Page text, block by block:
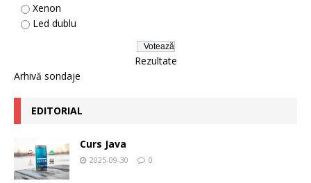
Xenon
Led dublu
Rezultate
Arhivă sondaje
EDITORIAL
Curs Java
2025-09-30 0